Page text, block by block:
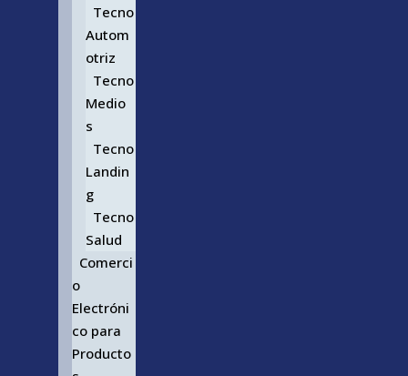
Tecno
Autom
otriz
Tecno
Medio
s
Tecno
Landin
g
Tecno
Salud
Comerci
o
Electróni
co para
Producto